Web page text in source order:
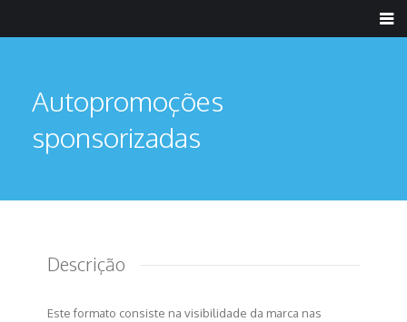
Autopromoções
sponsorizadas
Descrição
Este formato consiste na visibilidade da marca nas